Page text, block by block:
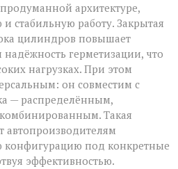
архитектуре,
стабильную работу. Закрытая
цилиндров повышает
надёжность герметизации, что
нагрузках. При этом
он совместим с
— распределённым,
Такая
автопроизводителям
конфигурацию под конкретные
эффективностью.